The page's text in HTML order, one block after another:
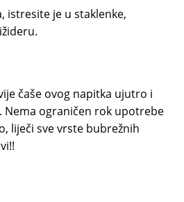
istresite je u staklenke,
čaše ovog napitka ujutro i
Nema ograničen rok upotrebe
liječi sve vrste bubrežnih